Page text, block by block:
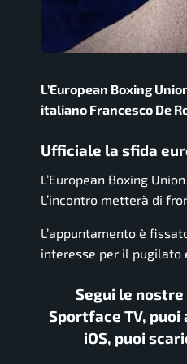
L’European Boxing
italiano Francesco De
Ufficiale la sfida
L’European Boxing
L’incontro metterà di
L’appuntamento è
interesse per il pugilato
Segui le
Sportface TV,
iOS, puoi